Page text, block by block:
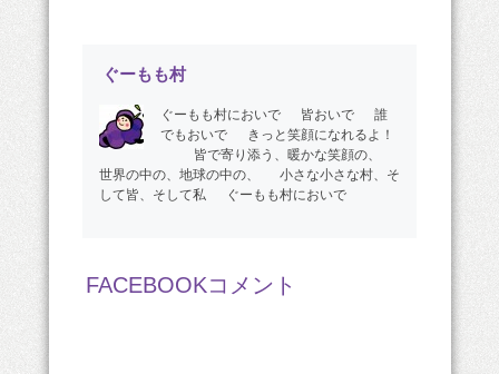
ぐーもも村
ぐーもも村においで 皆おいで 誰
でもおいで きっと笑顔になれるよ！
皆で寄り添う、暖かな笑顔の、
世界の中の、地球の中の、 小さな小さな村、そ
して皆、そして私 ぐーもも村においで
FACEBOOKコメント